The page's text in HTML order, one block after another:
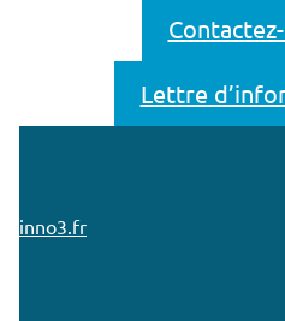
Lettre
inno3.fr